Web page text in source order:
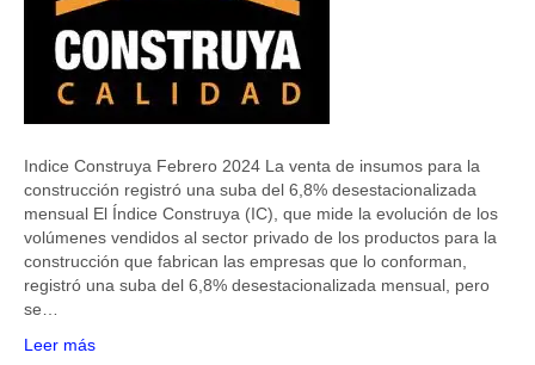
Indice Construya Febrero 2024 La venta de insumos para la
construcción registró una suba del 6,8% desestacionalizada
mensual El Índice Construya (IC), que mide la evolución de los
volúmenes vendidos al sector privado de los productos para la
construcción que fabrican las empresas que lo conforman,
registró una suba del 6,8% desestacionalizada mensual, pero
se…
Leer más